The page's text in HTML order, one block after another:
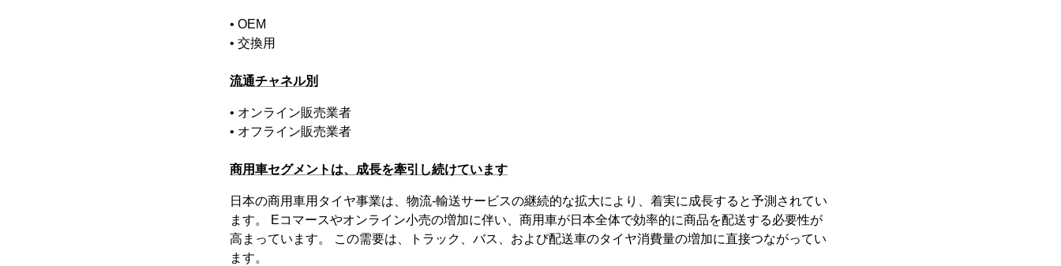
• OEM
• 交換用
流通チャネル別
• オンライン販売業者
• オフライン販売業者
商用車セグメントは、成長を牽引し続けています
日本の商用車用タイヤ事業は、物流-輸送サービスの継続的な拡大により、着実に成長すると予測されてい
ます。 Eコマースやオンライン小売の増加に伴い、商用車が日本全体で効率的に商品を配送する必要性が
高まっています。 この需要は、トラック、バス、および配送車のタイヤ消費量の増加に直接つながってい
ます。